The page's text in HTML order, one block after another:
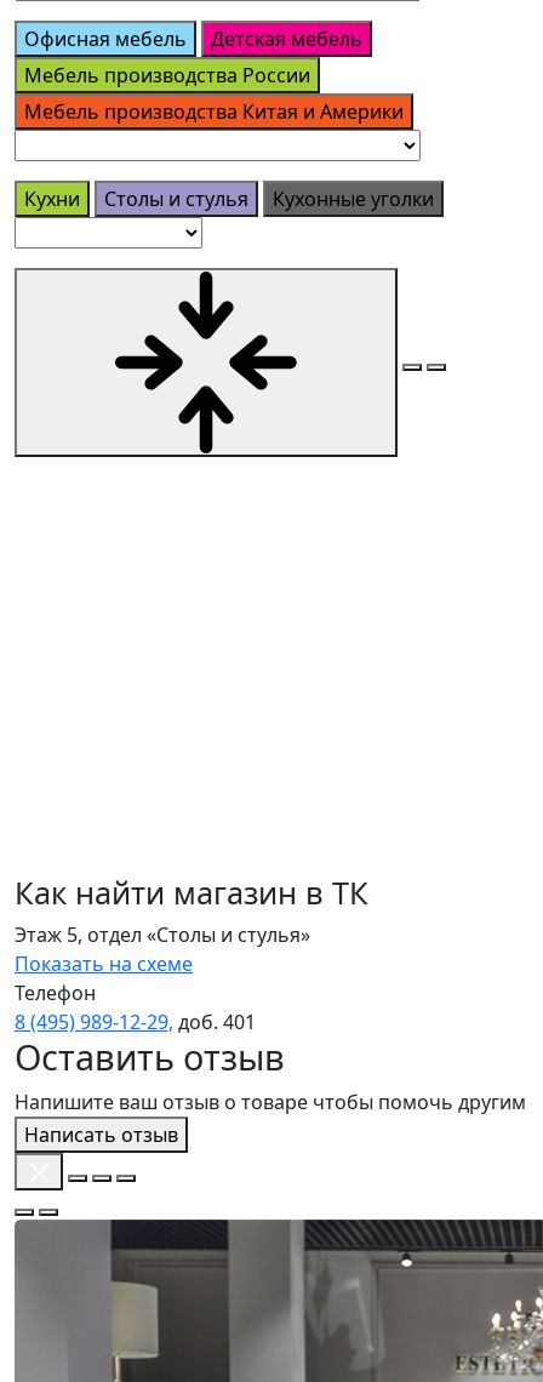
Офисная мебель
Детская мебель
Мебель производства России
Мебель производства Китая и Америки
Кухни Столы и стулья Кухонные уголки
Как найти магазин в ТК
Этаж 5, отдел «Столы и стулья»
Показать на схеме
Телефон
8 (495) 989‑12‑29, доб. 401
Оставить отзыв
Напишите ваш отзыв о товаре чтобы помочь другим
Написать отзыв